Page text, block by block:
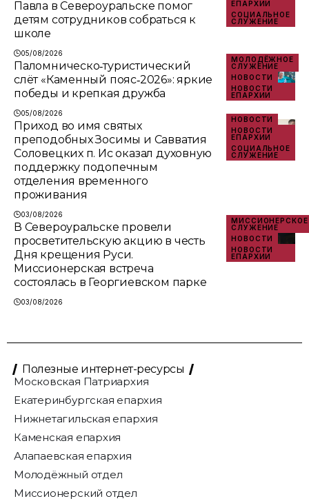
ЕПАРХИИ
СОЦИАЛЬНОЕ
СЛУЖЕНИЕ
Павла в Североуральске помог
детям сотрудников собраться к
школе
05/08/2026
МОЛОДЁЖНОЕ
СЛУЖЕНИЕ
НОВОСТИ
НОВОСТИ
ЕПАРХИИ
Паломническо‑туристический
слёт «Каменный пояс‑2026»: яркие
победы и крепкая дружба
05/08/2026
НОВОСТИ
НОВОСТИ
ЕПАРХИИ
СОЦИАЛЬНОЕ
СЛУЖЕНИЕ
Приход во имя святых
преподобных Зосимы и Савватия
Соловецких п. Ис оказал духовную
поддержку подопечным
отделения временного
проживания
03/08/2026
МИССИОНЕРСКОЕ
СЛУЖЕНИЕ
НОВОСТИ
НОВОСТИ
ЕПАРХИИ
В Североуральске провели
просветительскую акцию в честь
Дня крещения Руси.
Миссионерская встреча
состоялась в Георгиевском парке
03/08/2026
Полезные интернет-ресурсы
Московская Патриархия
Екатеринбургская епархия
Нижнетагильская епархия
Каменская епархия
Алапаевская епархия
Молодёжный отдел
Миссионерский отдел